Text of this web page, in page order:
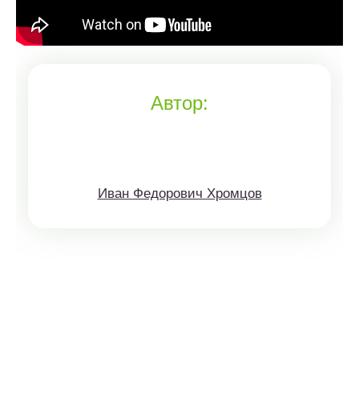
Автор:
Иван Федорович Хромцов